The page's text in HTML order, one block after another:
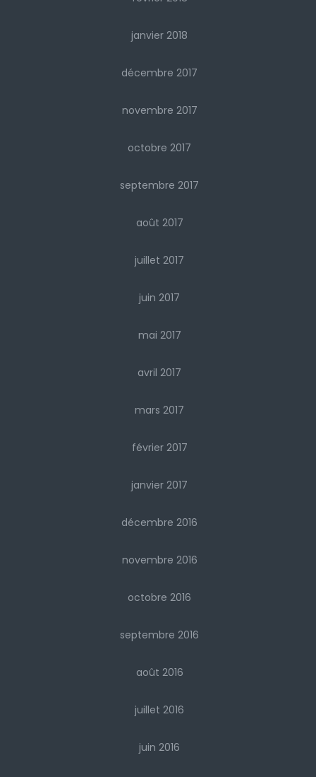
janvier 2018
décembre 2017
novembre 2017
octobre 2017
septembre 2017
août 2017
juillet 2017
juin 2017
mai 2017
avril 2017
mars 2017
février 2017
janvier 2017
décembre 2016
novembre 2016
octobre 2016
septembre 2016
août 2016
juillet 2016
juin 2016